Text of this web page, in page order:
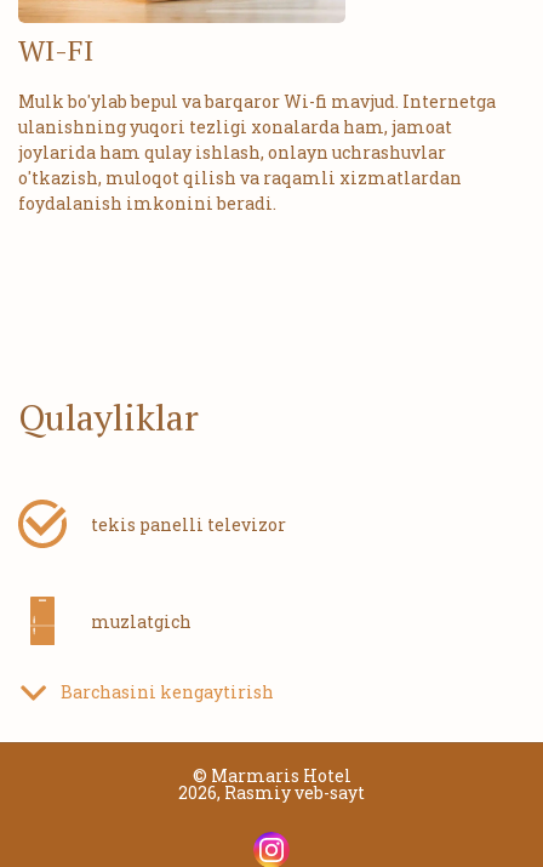
WI-FI
Mulk bo'ylab bepul va barqaror Wi-fi mavjud. Internetga
ulanishning yuqori tezligi xonalarda ham, jamoat
joylarida ham qulay ishlash, onlayn uchrashuvlar
o'tkazish, muloqot qilish va raqamli xizmatlardan
foydalanish imkonini beradi.
Qulayliklar
tekis panelli televizor
muzlatgich
Barchasini kengaytirish
© Marmaris Hotel
2026, Rasmiy veb-sayt